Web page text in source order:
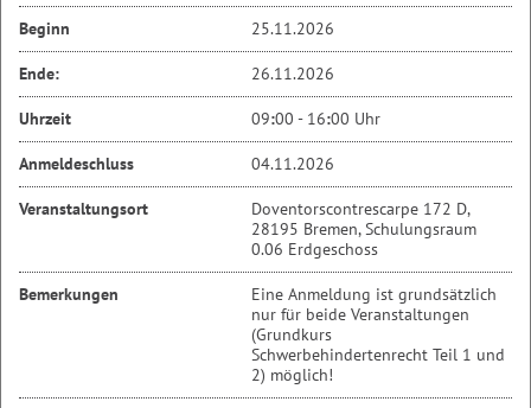
Beginn 25.11.2026
Ende: 26.11.2026
Uhrzeit 09:00 - 16:00 Uhr
Anmeldeschluss 04.11.2026
Veranstaltungsort
Doventorscontrescarpe 172 D,
28195 Bremen, Schulungsraum
0.06 Erdgeschoss
Bemerkungen
Eine Anmeldung ist grundsätzlich
nur für beide Veranstaltungen
(Grundkurs
Schwerbehindertenrecht Teil 1 und
2) möglich!